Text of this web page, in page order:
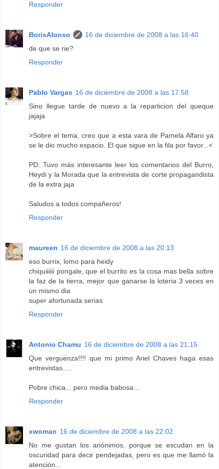
Responder
BorisAlonso
16 de diciembre de 2008 a las 16:40
de que se rie?
Responder
Pablo Vargas 16 de diciembre de 2008 a las 17:58
Sino llegue tarde de nuevo a la reparticion del queque
jajaja
>Sobre el tema, creo que a esta vara de Pamela Alfaro ya
se le dio mucho espacio. El que sigue en la fila por favor...<
PD: Tuvo más interesante leer los comentarios del Burro,
Heydi y la Morada que la entrevista de corte propagandista
de la extra jaja
Saludos a todos compañeros!
Responder
maureen 16 de diciembre de 2008 a las 20:13
eso burrix, lomo para heidy
chiquiiiiii pongale, que el burrito es la cosa mas bella sobre
la faz de la tierra, mejor que ganarse la loteria 3 veces en
un mismo dia
super afortunada serias
Responder
Antonio Chamu 16 de diciembre de 2008 a las 21:15
Que verguenza!!!! que mi primo Ariel Chaves haga esas
entrevistas.....
Pobre chica... pero media babosa...
Responder
xwoman 16 de diciembre de 2008 a las 22:02
No me gustan los anónimos, porque se escudan en la
oscuridad para decir pendejadas, pero es que me llamó la
atención...